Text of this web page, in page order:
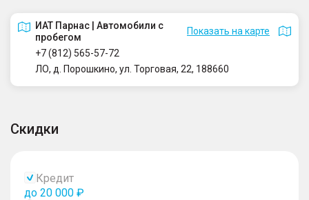
ИАТ Парнас | Автомобили с
пробегом
Показать на карте
+7 (812) 565-57-72
ЛО, д. Порошкино, ул. Торговая, 22, 188660
Скидки
Кредит
до 20 000 ₽